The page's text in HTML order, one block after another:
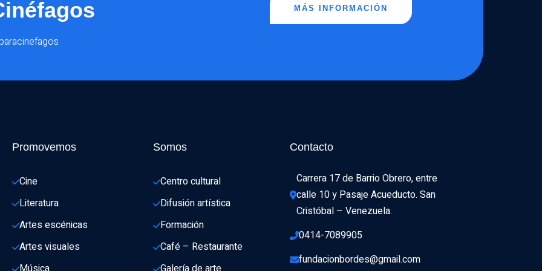
MÁS INFORMACIÓN
Promovemos
Cine
Literatura
Artes escénicas
Artes visuales
Somos
Centro cultural
Difusión artística
Formación
Café – Restaurante
Contacto
Carrera 17 de Barrio Obrero, entre
calle 10 y Pasaje Acueducto. San
Cristóbal – Venezuela.
0414-7089905
fundacionbordes@gmail.com